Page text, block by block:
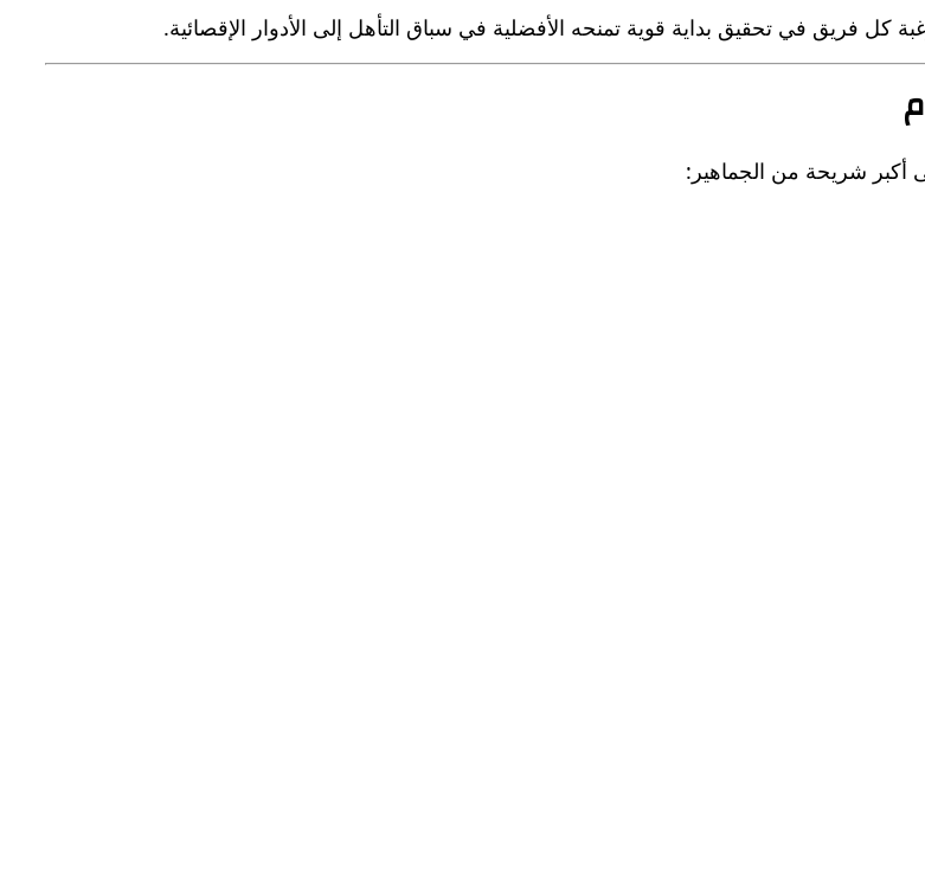
كل فريق في تحقيق بداية قوية تمنحه الأفضلية في سباق التأهل إلى الأدوار الإقصائية.
أكبر شريحة من الجماهير: